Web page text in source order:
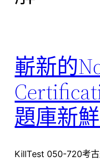
嶄新的
題庫新
KillTest 050-720考